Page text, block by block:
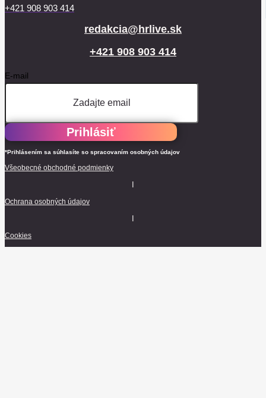
+421 908 903 414
redakcia@hrlive.sk
+421 908 903 414
E-mail
Prihlásiť
*Prihlásením sa súhlasíte so spracovaním osobných údajov
Všeobecné obchodné podmienky
Ochrana osobných údajov
Cookies